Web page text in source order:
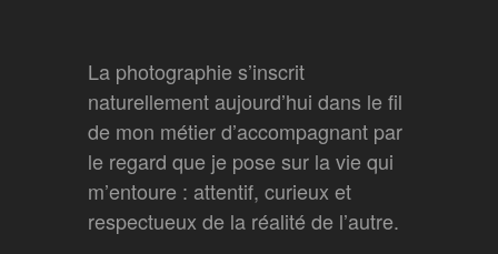
La photographie s’inscrit
naturellement aujourd’hui dans le fil
de mon métier d’accompagnant par
le regard que je pose sur la vie qui
m’entoure : attentif, curieux et
respectueux de la réalité de l’autre.